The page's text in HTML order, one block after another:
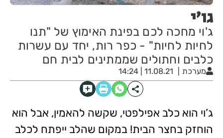
גו'י
ג'וי מחכה לכם בפינת האימוץ של "תנו
לחיות לחיות" - כפר רות, יחד עם עשרות
כלבים וחתולים שממתינים לבית חם
מערכת 11.08.21 | 14:24
ג’וי הוא כלב אפילפטי, שקשה להאמין, אבל הוא
הוחזק בחצר הבית! במקום שהלב ייפתח לכלב